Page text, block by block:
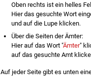
Oben rechts ist ein helles
Hier das gesuchte Wort
und auf die Lupe klicken.
Über die Seiten der Ämter:
Hier auf das Wort "Ämter"
auf das gesuchte Amt
Auf jeder Seite gibt es unten